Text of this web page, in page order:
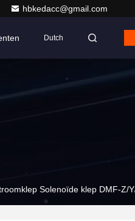
hbkedacc@gmail.com
Dutch
Solenoïde klep DMF-Z/